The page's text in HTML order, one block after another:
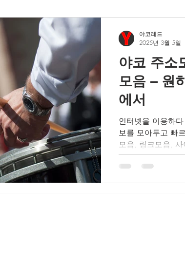
야코 주소
모음 – 원
에서
인터넷을 이용하
보를 모아두고 빠
모음, 링크모음,
여 한 곳에서 쉽게
다. 특히, 자주 방문
야코레드
2025년 3월 5일